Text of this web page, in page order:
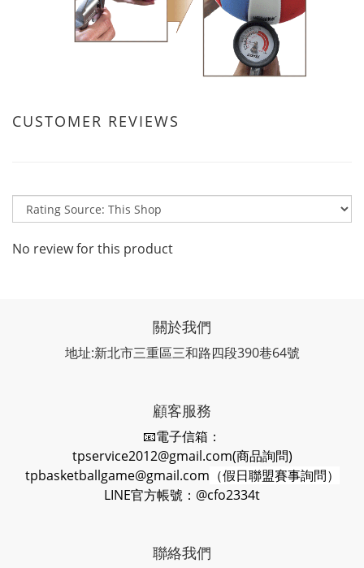
CUSTOMER REVIEWS
No review for this product
關於我們
地址:新北市三重區三和路四段390巷64號
顧客服務
📧電子信箱：
tpservice2012@gmail.com(商品詢問)
tpbasketballgame@gmail.com （假日聯盟賽事詢問）
LINE官方帳號：@cfo2334t
聯絡我們